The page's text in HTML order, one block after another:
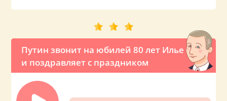
Путин звонит на юбилей 80 лет Илье
и поздравляет с праздником